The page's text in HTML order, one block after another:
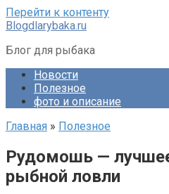
Перейти к контенту
Blogdlarybaka.ru
Блог для рыбака
Новости
Полезное
фото и описание
Главная » Полезное
Рудомошь —
рыбной ловли